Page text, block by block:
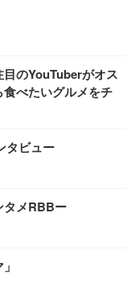
目のYouTuberがオス
べたいグルメをチ
タビュー
タメRBBー